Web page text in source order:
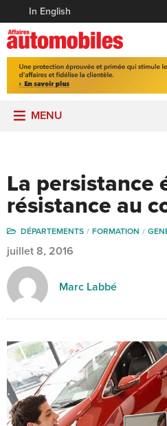
In English
MENU
La persistance
résistance au
DÉPARTEMENTS FORMATION
juillet 8, 2016
Marc Labbé